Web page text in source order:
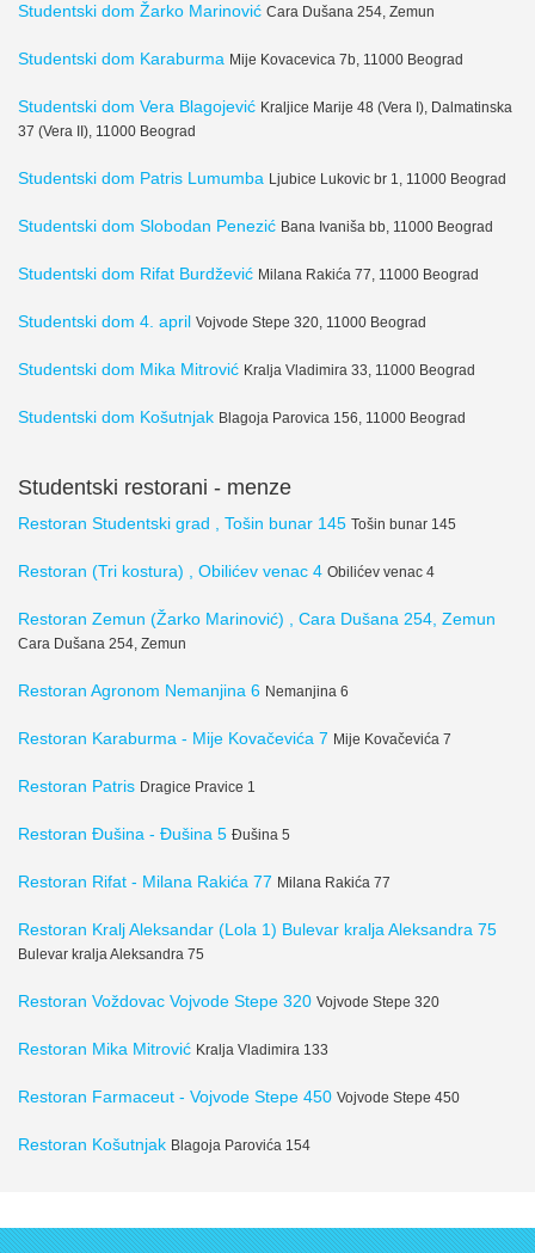
Studentski dom Žarko Marinović Cara Dušana 254, Zemun
Studentski dom Karaburma Mije Kovacevica 7b, 11000 Beograd
Studentski dom Vera Blagojević Kraljice Marije 48 (Vera I), Dalmatinska
37 (Vera II), 11000 Beograd
Studentski dom Patris Lumumba Ljubice Lukovic br 1, 11000 Beograd
Studentski dom Slobodan Penezić Bana Ivaniša bb, 11000 Beograd
Studentski dom Rifat Burdžević Milana Rakića 77, 11000 Beograd
Studentski dom 4. april Vojvode Stepe 320, 11000 Beograd
Studentski dom Mika Mitrović Kralja Vladimira 33, 11000 Beograd
Studentski dom Košutnjak Blagoja Parovica 156, 11000 Beograd
Studentski restorani - menze
Restoran Studentski grad , Tošin bunar 145 Tošin bunar 145
Restoran (Tri kostura) , Obilićev venac 4 Obilićev venac 4
Restoran Zemun (Žarko Marinović) , Cara Dušana 254, Zemun
Cara Dušana 254, Zemun
Restoran Agronom Nemanjina 6 Nemanjina 6
Restoran Karaburma - Mije Kovačevića 7 Mije Kovačevića 7
Restoran Patris Dragice Pravice 1
Restoran Đušina - Đušina 5 Đušina 5
Restoran Rifat - Milana Rakića 77 Milana Rakića 77
Restoran Kralj Aleksandar (Lola 1) Bulevar kralja Aleksandra 75
Bulevar kralja Aleksandra 75
Restoran Voždovac Vojvode Stepe 320 Vojvode Stepe 320
Restoran Mika Mitrović Kralja Vladimira 133
Restoran Farmaceut - Vojvode Stepe 450 Vojvode Stepe 450
Restoran Košutnjak Blagoja Parovića 154